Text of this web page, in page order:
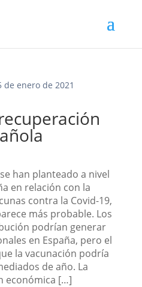
de enero de 2021
han planteado a nivel
en relación con la
contra la Covid-19,
más probable. Los
podrían generar
en España, pero el
la vacunación podría
de año. La
económica […]